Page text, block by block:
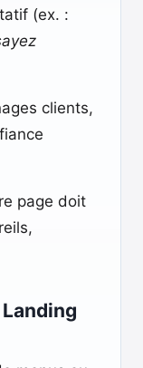
(ex. :
clients,
page doit